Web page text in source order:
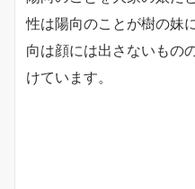
性は陽向のことが樹の妹
向は顔には出さないもの
けています。